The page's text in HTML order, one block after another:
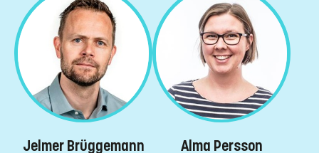
Jelmer Brüggemann Alma Persson